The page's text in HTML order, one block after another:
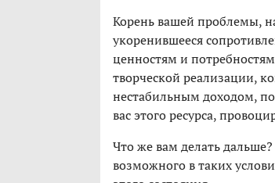
Корень вашей проблемы,
укоренившееся
ценностям и
творческой реализации,
нестабильным доходом,
вас этого ресурса,
Что же вам делать
возможного в таких